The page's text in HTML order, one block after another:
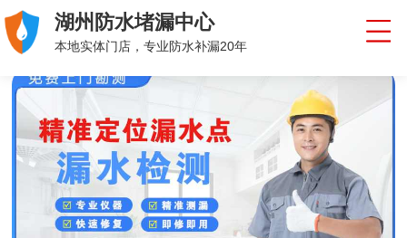
湖州防水堵漏中心
本地实体门店，专业防水补漏20年